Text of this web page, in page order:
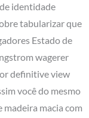
identidade
tabularizar que
Estado de
wagerer
definitive view
você do mesmo
madeira macia com